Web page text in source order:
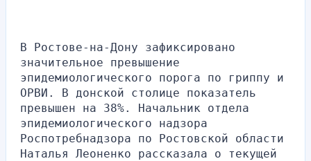
В Ростове-на-Дону зафиксировано
значительное превышение
эпидемиологического порога по гриппу и
ОРВИ. В донской столице показатель
превышен на 38%. Начальник отдела
эпидемиологического надзора
Роспотребнадзора по Ростовской области
Наталья Леоненко рассказала о текущей